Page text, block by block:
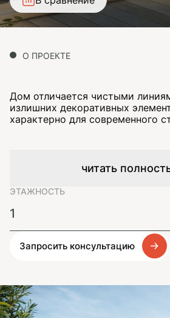
О ПРОЕКТЕ
Дом отличается чистыми
излишних декоративных
характерно для современного
читать
ЭТАЖНОСТЬ
1
Запросить консультацию